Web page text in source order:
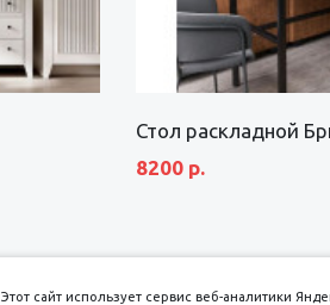
Стол раскладной
8200 р.
Этот сайт использует сервис веб-аналитики